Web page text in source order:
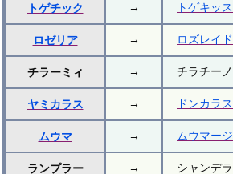
トゲチック → トゲキッス
ロゼリア → ロズレイド
チラーミィ → チラチーノ
ヤミカラス → ドンカラス
ムウマ → ムウマージ
ランプラー → シャンデラ